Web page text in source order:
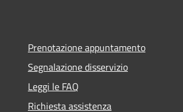
Prenotazione appuntamento
Segnalazione disservizio
Leggi le FAQ
Richiesta assistenza